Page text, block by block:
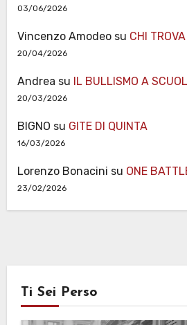
03/06/2026
Vincenzo Amodeosu CHI
20/04/2026
Andrea su IL BULLISMO A
20/03/2026
BIGNO su GITE DI QUINTA
16/03/2026
Lorenzo Bonacini su ONE
23/02/2026
Ti Sei Perso